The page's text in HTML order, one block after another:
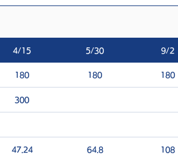
4/15 5/30 9/2
180 180 180
300
47.24 64.8 108